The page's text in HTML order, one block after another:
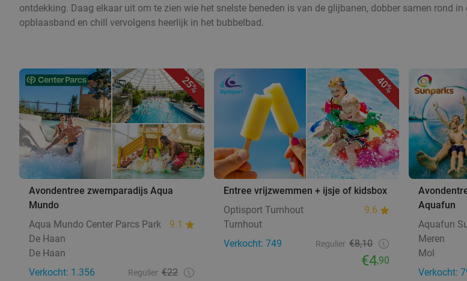
ontdekking. Daag elkaar uit om te zien wie het snelste beneden is van de glijbanen, dobber samen rond in
opblaasband en chill vervolgens heerlijk in het bubbelbad.
25%
Avondentree zwemparadijs Aqua
Mundo
Aqua Mundo Center Parcs Park
De Haan
9.1
De Haan
Verkocht: 1.356
Regulier €22
40%
Entree vrijzwemmen + ijsje of kidsbox
Optisport Turnhout
9.6
Turnhout
Verkocht: 749
Regulier €8,10
€4,90
Aquafun
Aquafun
Meren
Mol
Verkocht: